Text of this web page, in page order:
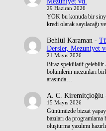
29 Haziran 2026
YÖK bu konuda bir
kredi olarak sayılacağı
Behlül Karaman-
Dersler, Mezuniyet
21 Mayıs 2026
Biraz spekülatif gelebilir
bölümlerin mezunları
arasında…
A. C. Kiremitçioğlu
15 Mayıs 2026
Günümüzde bizzat
bazıları da
oluşturma yazılımı